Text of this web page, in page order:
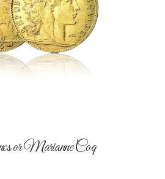
or Marianne Coq